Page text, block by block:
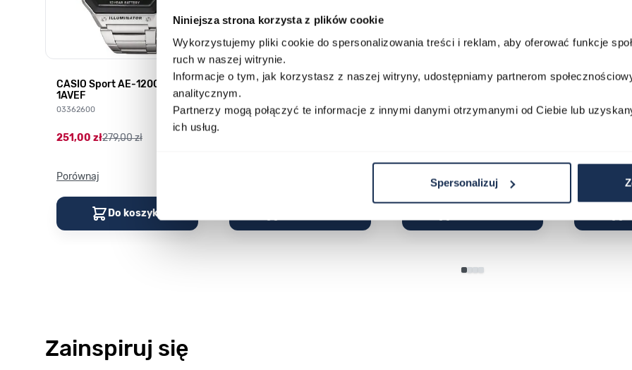
Niniejsza strona korzysta z plików cookie
Wykorzystujemy pliki cookie do spersonalizowania treści i reklam, aby oferować funkcje
ruch w naszej witrynie.
Informacje o tym, jak korzystasz z naszej witryny, udostępniamy partnerom
analitycznym.
Partnerzy mogą połączyć te informacje z innymi danymi otrzymanymi od Ciebie lub
ich usług.
Spersonalizuj
CASIO Sport AE-1200WHD-
1AVEF
03362600
251,00 zł279,00 zł
Porównaj
Do koszyka
Casio Sport AQ-230GA-
9DMQYES
03311457
CASIO Vintage A168WA-1YES
Porównaj
Casio
03709069
Zainspiruj się